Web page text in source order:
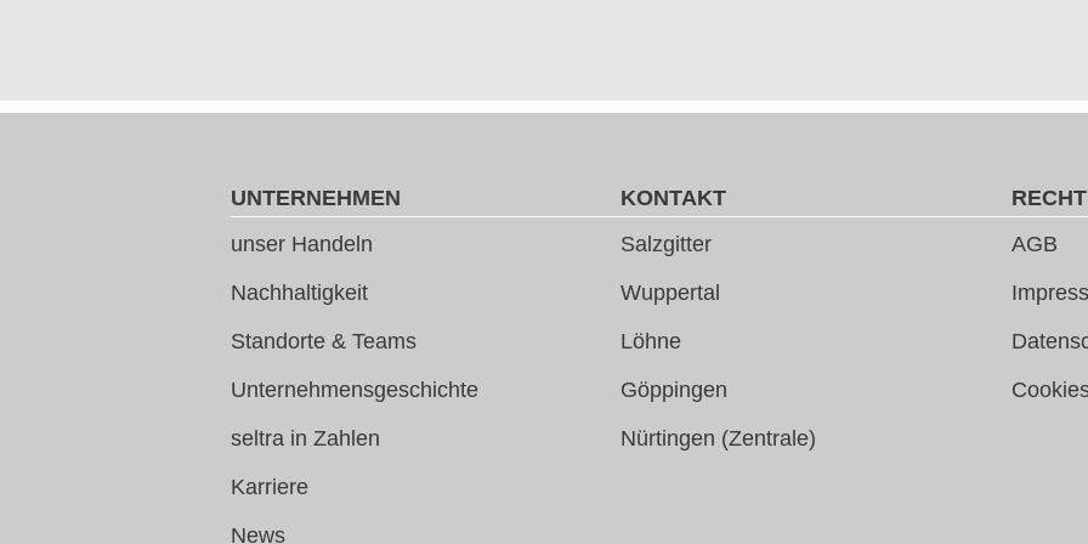
UNTERNEHMEN
unser Handeln
Nachhaltigkeit
Standorte & Teams
Unternehmensgeschichte
seltra in Zahlen
Karriere
News
KONTAKT
Salzgitter
Wuppertal
Löhne
Göppingen
Nürtingen (Zentrale)
AGB